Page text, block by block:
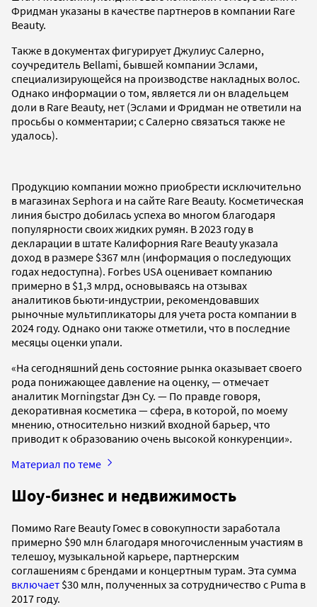
Фридман указаны в качестве партнеров в компании Rare
Beauty.
Также в документах фигурирует Джулиус Салерно,
соучредитель Bellami, бывшей компании Эслами,
специализирующейся на производстве накладных волос.
Однако информации о том, является ли он владельцем
доли в Rare Beauty, нет (Эслами и Фридман не ответили на
просьбы о комментарии; с Салерно связаться также не
удалось).
Продукцию компании можно приобрести исключительно
в магазинах Sephora и на сайте Rare Beauty. Косметическая
линия быстро добилась успеха во многом благодаря
популярности своих жидких румян. В 2023 году в
декларации в штате Калифорния Rare Beauty указала
доход в размере $367 млн (информация о последующих
годах недоступна). Forbes USA оценивает компанию
примерно в $1,3 млрд, основываясь на отзывах
аналитиков бьюти-индустрии, рекомендовавших
рыночные мультипликаторы для учета роста компании в
2024 году. Однако они также отметили, что в последние
месяцы оценки упали.
«На сегодняшний день состояние рынка оказывает своего
рода понижающее давление на оценку, — отмечает
аналитик Morningstar Дэн Су. — По правде говоря,
декоративная косметика — сфера, в которой, по моему
мнению, относительно низкий входной барьер, что
приводит к образованию очень высокой конкуренции».
Материал по теме
Шоу-бизнес и недвижимость
Помимо Rare Beauty Гомес в совокупности заработала
примерно $90 млн благодаря многочисленным участиям в
телешоу, музыкальной карьере, партнерским
соглашениям с брендами и концертным турам. Эта сумма
включает $30 млн, полученных за сотрудничество с Puma в
2017 году.